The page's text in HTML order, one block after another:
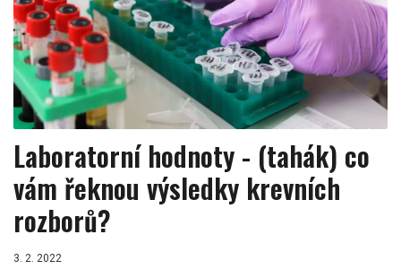
Laboratorní hodnoty - (tahák) co
vám řeknou výsledky krevních
rozborů?
3. 2. 2022